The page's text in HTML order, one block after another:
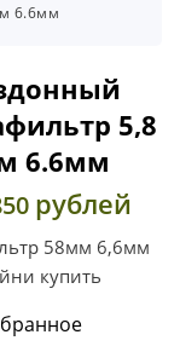
6.6мм
5,8
6.6мм
рублей
58мм 6,6мм
купить